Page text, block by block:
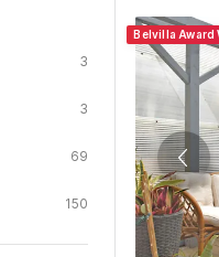
3
3
69
150
Belvilla Award